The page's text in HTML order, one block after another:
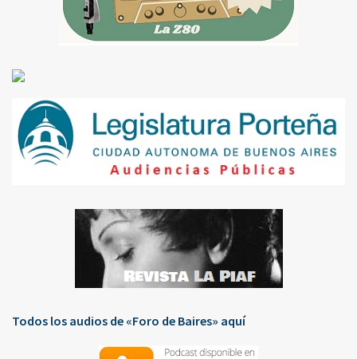
Todos los audios de «Foro de Baires» aquí